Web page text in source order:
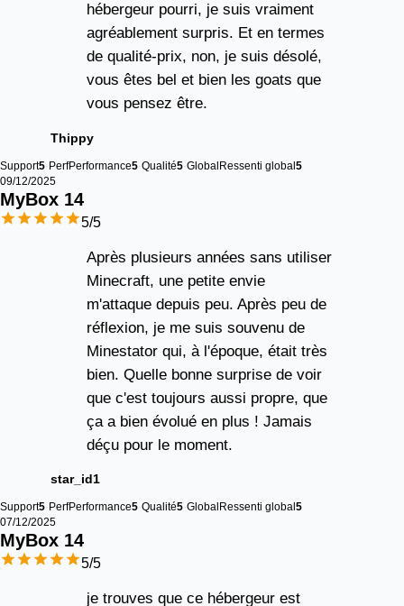
hébergeur pourri, je suis vraiment
agréablement surpris. Et en termes
de qualité-prix, non, je suis désolé,
vous êtes bel et bien les goats que
vous pensez être.
Thippy
Support5 PerfPerformance5 Qualité5 GlobalRessenti global5
09/12/2025
MyBox 14
5/5
Après plusieurs années sans utiliser
Minecraft, une petite envie
m'attaque depuis peu. Après peu de
réflexion, je me suis souvenu de
Minestator qui, à l'époque, était très
bien. Quelle bonne surprise de voir
que c'est toujours aussi propre, que
ça a bien évolué en plus ! Jamais
déçu pour le moment.
star_id1
Support5 PerfPerformance5 Qualité5 Global Ressenti global 5
07/12/2025
MyBox 14
5/5
je trouves que ce hébergeur est